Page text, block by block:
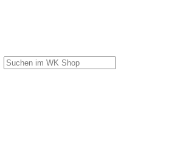
Navigation